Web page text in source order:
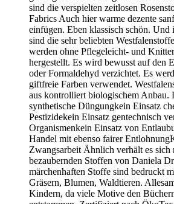
sind die verspielten zeitlosen
Fabrics Auch hier warme dezente
einfügen. Eben klassisch schön.
sind die sehr beliebten
werden ohne Pflegeleicht- und
hergestellt. Es wird bewusst auf den
oder Formaldehyd verzichtet. Es
giftfreie Farben verwendet.
aus kontrolliert biologischem Anbau.
synthetische Düngungkein Einsatz
Pestizidekein Einsatz gentechnisch
Organismenkein Einsatz von
Handel mit ebenso fairer
Zwangsarbeit Ähnlich verhält es
bezaubernden Stoffen von Daniela
märchenhaften Stoffe sind bedruckt
Gräsern, Blumen, Waldtieren.
Kindern, da viele Motive den